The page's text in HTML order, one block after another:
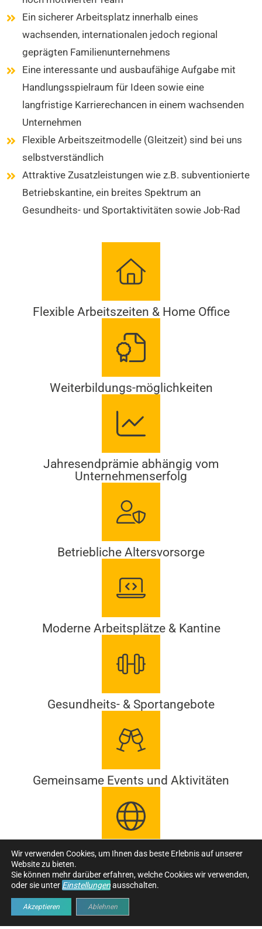
Ein sicherer Arbeitsplatz innerhalb eines
wachsenden, internationalen jedoch regional
geprägten Familienunternehmens
Eine interessante und ausbaufähige Aufgabe mit
Handlungsspielraum für Ideen sowie eine
langfristige Karrierechancen in einem wachsenden
Unternehmen
Flexible Arbeitszeitmodelle (Gleitzeit) sind bei uns
selbstverständlich
Attraktive Zusatzleistungen wie z.B. subventionierte
Betriebskantine, ein breites Spektrum an
Gesundheits- und Sportaktivitäten sowie Job-Rad
Flexible Arbeitszeiten & Home Office
Weiterbildungs-möglichkeiten
Jahresendprämie abhängig vom
Unternehmenserfolg
Betriebliche Altersvorsorge
Moderne Arbeitsplätze & Kantine
Gesundheits- & Sportangebote
Gemeinsame Events und Aktivitäten
Internationale Zusammenarbeit und
interessante Projekte
Wir verwenden Cookies, um Ihnen das beste Erlebnis auf unserer
Website zu bieten.
Sie können mehr darüber erfahren, welche Cookies wir verwenden,
oder sie unter Einstellungenausschalten.
Akzeptieren Ablehnen